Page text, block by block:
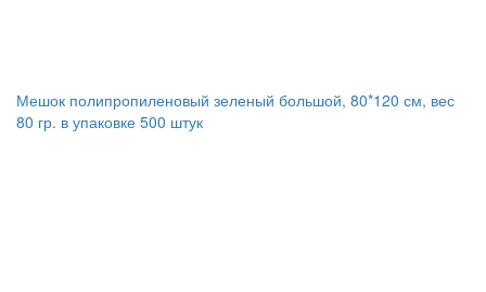
Мешок полипропиленовый зеленый большой, 80*120 см, вес
80 гр. в упаковке 500 штук